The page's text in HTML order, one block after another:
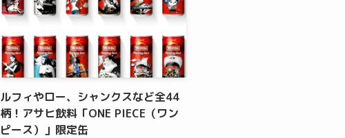
ルフィやロー、シャンクスなど全44
柄！アサヒ飲料「ONE PIECE（ワン
ピース）」限定缶